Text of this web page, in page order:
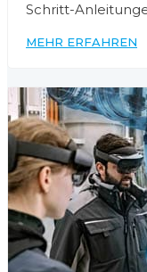
Schritt-
MEHR ERFAHREN